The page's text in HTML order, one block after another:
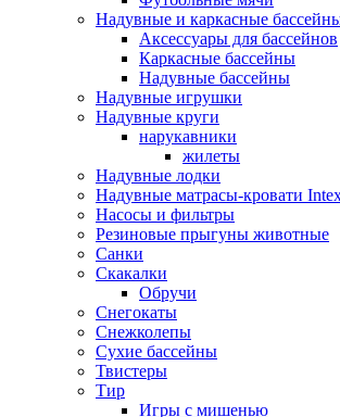
Надувные и каркасные
Аксессуары для бассейнов
Каркасные бассейны
Надувные бассейны
Надувные игрушки
Надувные круги
нарукавники
жилеты
Надувные лодки
Надувные матрасы-кровати
Насосы и фильтры
Резиновые прыгуны животные
Санки
Скакалки
Обручи
Снегокаты
Снежколепы
Сухие бассейны
Твистеры
Тир
Игры с мишенью